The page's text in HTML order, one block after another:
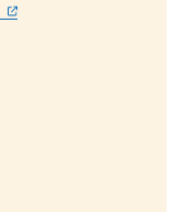
(ouverture dans un
(ouverture dans un